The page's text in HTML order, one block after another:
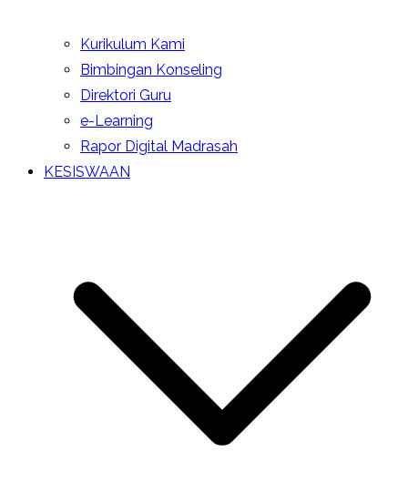
Kurikulum Kami
Bimbingan Konseling
Direktori Guru
e-Learning
Rapor Digital Madrasah
KESISWAAN